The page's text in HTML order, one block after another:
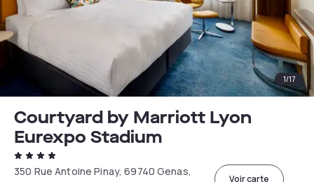
1/17
Courtyard by Marriott Lyon
Eurexpo Stadium
350 Rue Antoine Pinay, 69740 Genas,
Voir carte